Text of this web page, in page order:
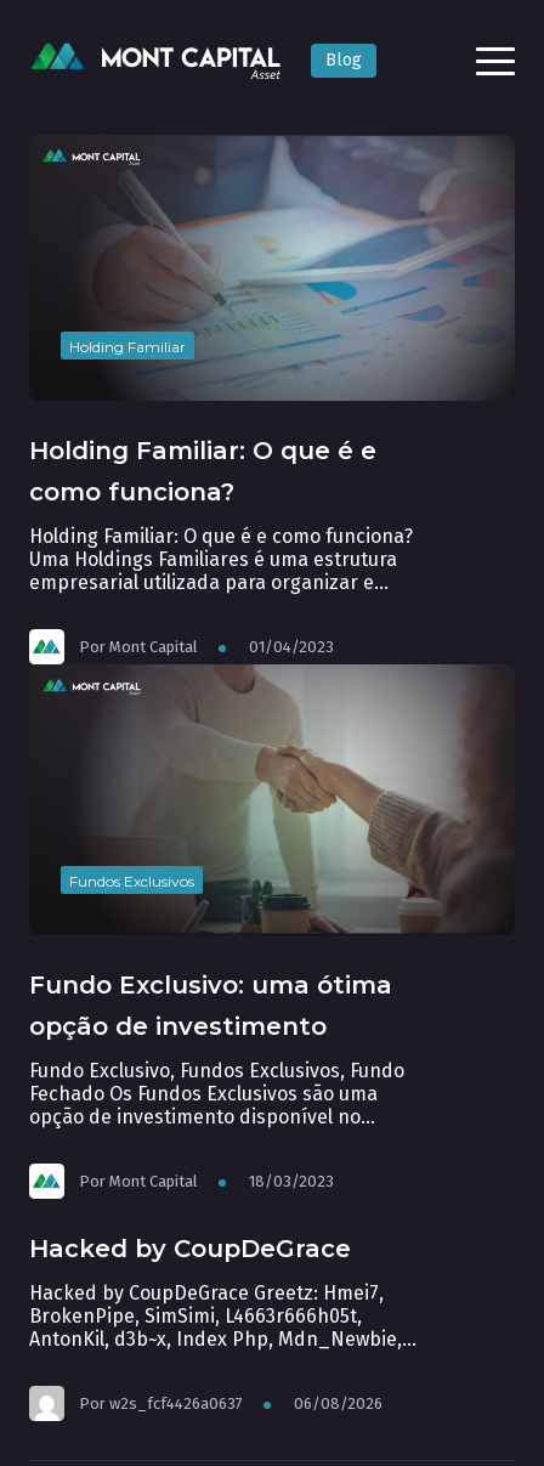
Blog
Holding Familiar
Holding Familiar: O que é e
como funciona?
Holding Familiar: O que é e como funciona?
Uma Holdings Familiares é uma estrutura
empresarial utilizada para organizar e
forma de gestão patrimonial tem como
objetivo principal a proteção e
preservação do patrimônio familiar, além
de proporcionar vantagens fiscais e
sucessórias. A construção de Holdings
Familiares requer um […]
Por Mont Capital 01/04/2023
Fundos Exclusivos
Fundo Exclusivo: uma ótima
opção de investimento
Fundo Exclusivo, Fundos Exclusivos, Fundo
Fechado Os Fundos Exclusivos são uma
opção de investimento disponível no
investidores de alto patrimônio e que
buscam rentabilidades mais expressivas.
abertos, como a possibilidade de escolher
a forma de tributação mais adequada ao
[…]
Por Mont Capital 18/03/2023
Hacked by CoupDeGrace
Hacked by CoupDeGrace Greetz: Hmei7,
BrokenPipe, SimSimi, L4663r666h05t,
AntonKil, d3b~x, Index Php, Mdn_Newbie,
Por w2s_fcf4426a0637 06/08/2026